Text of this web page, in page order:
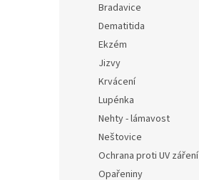
Bradavice
Dematitida
Ekzém
Jizvy
Krvácení
Lupénka
Nehty - lámavost
Neštovice
Ochrana proti UV záření
Opařeniny